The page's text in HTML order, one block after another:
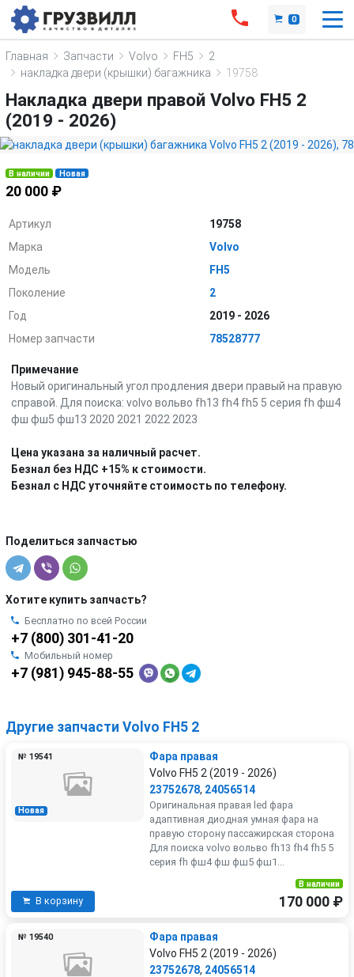
0
Главная Запчасти Volvo FH5
2
накладка двери (крышки) багажника
19758
Накладка двери правой Volvo FH5 2
(2019 - 2026)
В наличии Новая
20 000 ₽
Артикул
19758
Марка
Volvo
Модель
FH5
Поколение
2
Год
2019 - 2026
Номер запчасти
78528777
Примечание
Новый оригинальный угол продления двери правый на правую
справой. Для поиска: volvo вольво fh13 fh4 fh5 5 серия fh фш4
фш фш5 фш13 2020 2021 2022 2023
Цена указана за наличный расчет.
Безнал без НДС +15% к стоимости.
Безнал с НДС уточняйте стоимость по телефону.
Поделиться запчастью
Хотите купить запчасть?
Бесплатно по всей России
+7 (800) 301-41-20
Мобильный номер
+7 (981) 945-88-55
Другие запчасти Volvo FH5 2
Новая
№ 19541
Фара правая
Volvo FH5 2 (2019 - 2026)
23752678, 24056514
Оригинальная правая led фара
адаптивная диодная умная фара на
правую сторону пассажирская сторона
Для поиска volvo вольво fh13 fh4 fh5 5
серия fh фш4 фш фш5 фш1...
В корзину
В наличии
170 000 ₽
№ 19540
Фара правая
Volvo FH5 2 (2019 - 2026)
23752678, 24056514